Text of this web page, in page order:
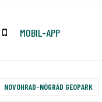
MOBIL-APP
NOVOHRAD-NÓGRÁD GEOPARK